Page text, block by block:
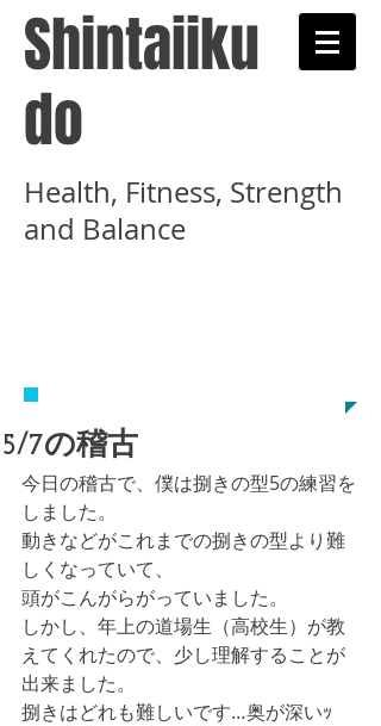
Shintaiiku
do
Health, Fitness, Strength
and Balance
5/7の稽古
今日の稽古で、僕は捌きの型5の練習を
しました。
動きなどがこれまでの捌きの型より難
しくなっていて、
頭がこんがらがっていました。
しかし、年上の道場生（高校生）が教
えてくれたので、少し理解することが
出来ました。
捌きはどれも難しいです…奥が深いｯ